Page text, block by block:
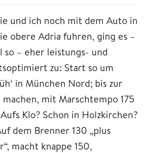
und ich noch mit dem Auto in
obere Adria fuhren, ging es –
so – eher leistungs- und
zu: Start so um
in München Nord; bis zur
mit Marschtempo 175
Klo? Schon in Holzkirchen?
dem Brenner 130 „plus
macht knappe 150,